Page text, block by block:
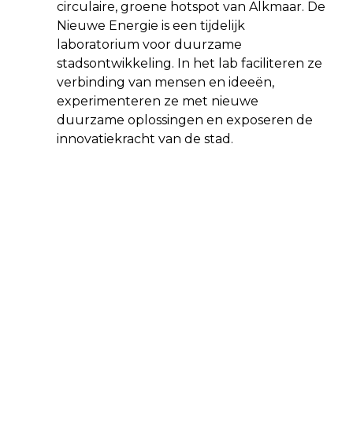
circulaire, groene hotspot van Alkmaar. De
Nieuwe Energie is een tijdelijk
laboratorium voor duurzame
stadsontwikkeling. In het lab faciliteren ze
verbinding van mensen en ideeën,
experimenteren ze met nieuwe
duurzame oplossingen en exposeren de
innovatiekracht van de stad.